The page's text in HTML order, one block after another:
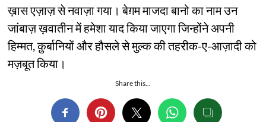
ख़ास एज़ाज़ से नवाज़ा गया। बेग़म माजदा बानो का नाम उन
जांबाज़ ख़वातीन में हमेशा याद किया जाएगा जिन्होंने अपनी
हिम्मत, क़ुर्बानियों और हौसले से मुल्क की तहरीक-ए-आज़ादी को
मज़बूत किया।
Share this...